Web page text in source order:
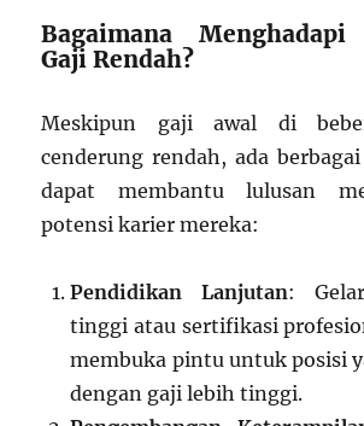
Bagaimana Menghadapi
Gaji Rendah?
Meskipun gaji awal di
cenderung rendah, ada
dapat membantu lulusan
potensi karier mereka:
Pendidikan Lanjutan:
tinggi atau sertifikasi
membuka pintu untuk posisi
dengan gaji lebih tinggi.